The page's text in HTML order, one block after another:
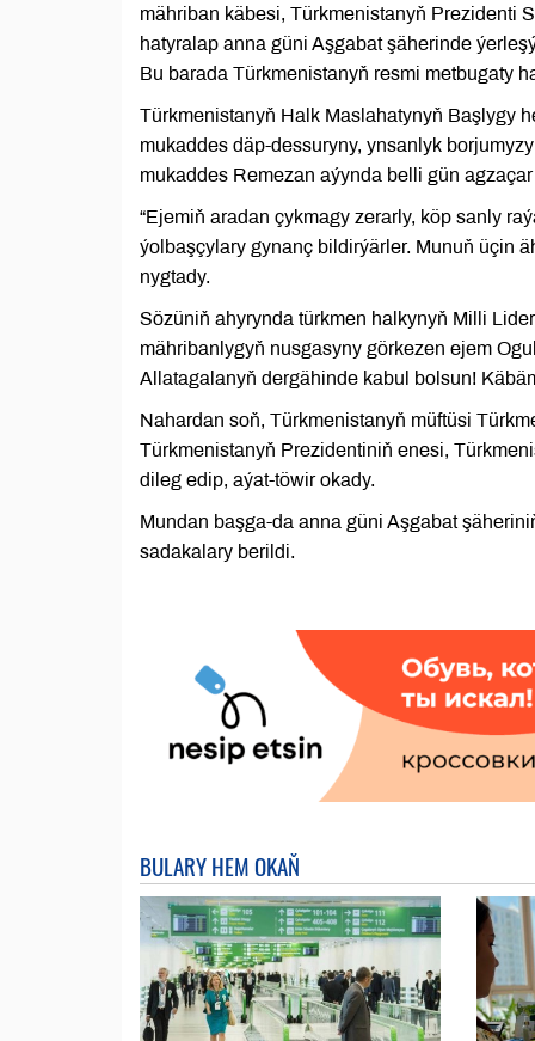
mähriban käbesi, Türkmenistanyň Prezidenti
hatyralap anna güni Aşgabat şäherinde
Bu barada Türkmenistanyň resmi metbugaty
Türkmenistanyň Halk Maslahatynyň Başlygy
mukaddes däp-dessuryny, ynsanlyk
mukaddes Remezan aýynda belli gün
“Ejemiň aradan çykmagy zerarly, köp sanly
ýolbaşçylary gynanç bildirýärler. Munuň üçin
nygtady.
Sözüniň ahyrynda türkmen halkynyň Milli
mähribanlygyň nusgasyny görkezen ejem
Allatagalanyň dergähinde kabul bolsun!
Nahardan soň, Türkmenistanyň müftüsi
Türkmenistanyň Prezidentiniň enesi,
dileg edip, aýat-töwir okady.
Mundan başga-da anna güni Aşgabat
sadakalary berildi.
BULARY HEM OKAŇ